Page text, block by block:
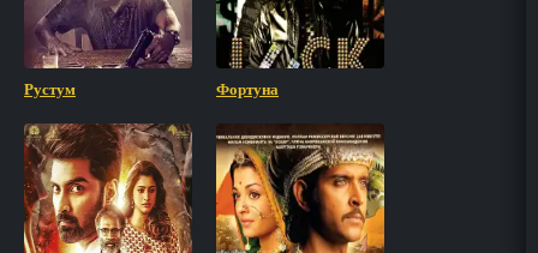
Рустум Фортуна